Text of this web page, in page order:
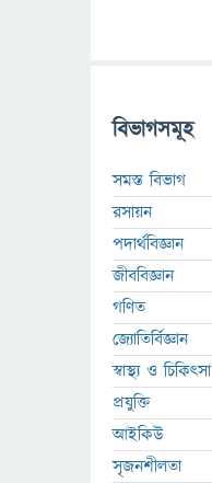
বিভাগসমূহ
সমস্ত বিভাগ
রসায়ন
পদার্থবিজ্ঞান
জীববিজ্ঞান
গণিত
জ্যোতির্বিজ্ঞান
স্বাস্থ্য ও চিকিৎসা
প্রযুক্তি
আইকিউ
সৃজনশীলতা